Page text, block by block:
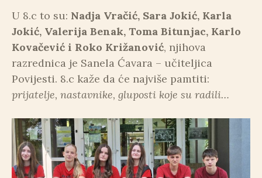
U 8.c to su: Nadja Vračić, Sara Jokić, Karla
Jokić, Valerija Benak, Toma Bitunjac, Karlo
Kovačević i Roko Križanović, njihova
razrednica je Sanela Ćavara – učiteljica
Povijesti. 8.c kaže da će najviše pamtiti:
prijatelje, nastavnike, gluposti koje su radili…